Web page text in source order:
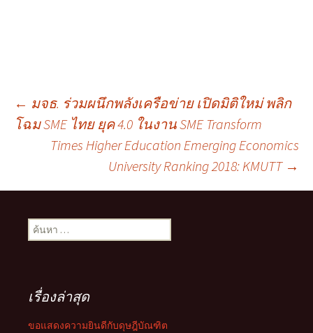
เมนู
นำทาง
เรื่อง
← มจธ. ร่วมผนึกพลังเครือข่าย เปิดมิติใหม่ พลิก
โฉม SME ไทย ยุค 4.0 ในงาน SME Transform
Times Higher Education Emerging Economics
University Ranking 2018: KMUTT →
ค้นหา
สำหรับ:
เรื่องล่าสุด
ขอแสดงความยินดีกับดุษฎีบัณฑิต